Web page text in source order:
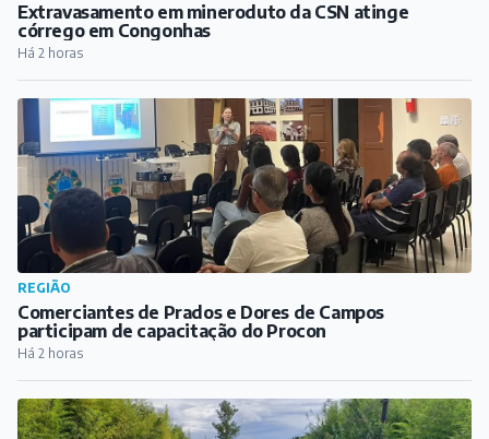
Extravasamento em mineroduto da CSN atinge
córrego em Congonhas
Há 2 horas
REGIÃO
Comerciantes de Prados e Dores de Campos
participam de capacitação do Procon
Há 2 horas